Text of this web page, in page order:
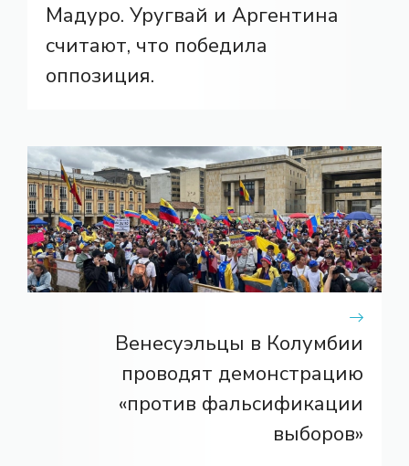
Мадуро. Уругвай и Аргентина
считают, что победила
оппозиция.
Венесуэльцы в Колумбии
проводят демонстрацию
«против фальсификации
выборов»